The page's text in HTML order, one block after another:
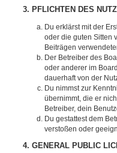
3. PFLICHTEN DES
Du erklärst mit der
oder die guten Sitten
Beiträgen
Der Betreiber des
oder anderer im
dauerhaft von der
Du nimmst zur
übernimmt, die er
Betreiber, dein
Du gestattest dem
verstoßen oder
4. GENERAL PUBLIC